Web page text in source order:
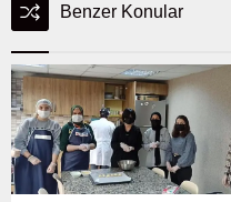
Benzer Konular